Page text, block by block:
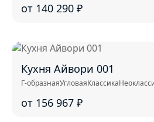
от 140 290 ₽
Кухня Айвори 001
Г-образнаяУгловаяКлассика
от 156 967 ₽